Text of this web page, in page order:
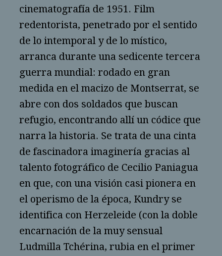
cinematografía de 1951. Film
redentorista, penetrado por el sentido
de lo intemporal y de lo místico,
arranca durante una sedicente tercera
guerra mundial: rodado en gran
medida en el macizo de Montserrat, se
abre con dos soldados que buscan
refugio, encontrando allí un códice que
narra la historia. Se trata de una cinta
de fascinadora imaginería gracias al
talento fotográfico de Cecilio Paniagua
en que, con una visión casi pionera en
el operismo de la época, Kundry se
identifica con Herzeleide (con la doble
encarnación de la muy sensual
Ludmilla Tchérina, rubia en el primer